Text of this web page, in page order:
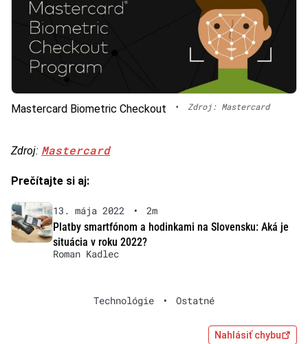
Mastercard Biometric Checkout • Zdroj: Mastercard
Zdroj: Mastercard
Prečítajte si aj:
13. mája 2022 •
2m
Platby smartfónom a hodinkami na Slovensku: Aká je
situácia v roku 2022?
Roman Kadlec
Technológie • Ostatné
Nahlásiť chybu